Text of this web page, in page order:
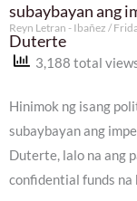
subaybayan ang
Duterte
Reyn Letran - Ibañez
3,188 total
Hinimok ng isang
subaybayan ang
Duterte, lalo na ang
confidential funds na